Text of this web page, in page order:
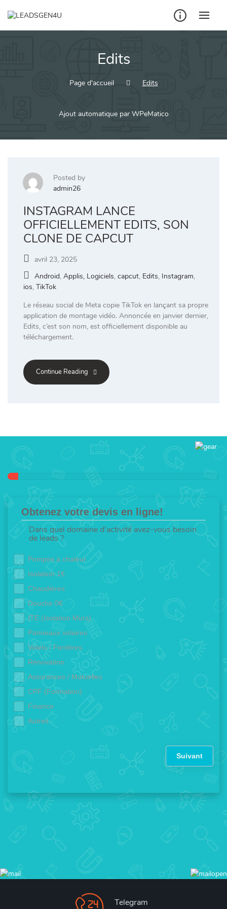
Edits
Page d'accueil Edits
Ajout automatique par WPeMatico
Posted by
admin26
INSTAGRAM LANCE
OFFICIELLEMENT EDITS, SON
CLONE DE CAPCUT
avril 23, 2025
Android, Applis, Logiciels, capcut, Edits, Instagram,
ios, TikTok
Le réseau social de Meta copie TikTok en lançant sa propre
application de montage vidéo. Annoncée en janvier dernier,
Edits, c’est son nom, est officiellement disponible au
téléchargement.
Continue Reading
Obtenez votre devis en ligne!
Dans quel domaine d'activité avez-vous besoin
de leads ?
Pompes à chaleur
Isolation 1€
Chaudières
Douche 0€
ITE (Isolation Murs)
Panneaux solaires
Volets / Fenêtres
Rénovation
Assurances / Mutuelles
CPF (Formation)
Finance
Autres
Suivant
Telegram